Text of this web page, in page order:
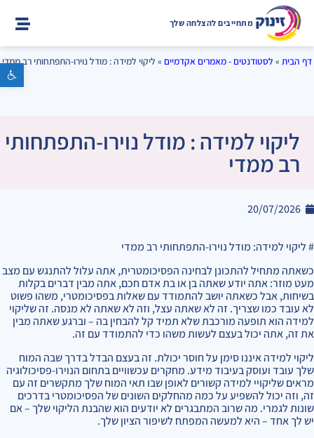
פתח סרגל נגישות
מתחייבים להצלחה שלך
דף הבית » לסטודנטים - מאמרים אקדמיים » ליקוי למידה : מודל נוירו-התפתחותי רב ממדי
ליקוי למידה : מודל נוירו-התפתחותי
רב ממדי
20/07/2026
# ליקוי למידה: מודל נוירו-התפתחותי רב ממדי
כשאתה מתחיל להתכונן לבחינה הפסיכומטרית, אתה עלול להתנגש עם מצב
מעט מוזר: אתה יודע שאתה בן או בת אדם חכם, אתה מבין דברים בקלות
בשיחות, אבל כשאתה יושב להתמודד עם שאלות בפסיכומטרי, משהו פשוט
לא עובד כמו שצריך. זה לא שאתה עצל, וזה לא שאתה לא מנסה. זה שליקוי
למידה הוא תופעה מורכבת שלא תמיד קל להבחין בה – וברגע שאתה מבין
את זה, אתה יכול בעצם לעשות משהו כדי להתמודד עם זה.
ליקוי למידה איננו סימן על חוסר יכולת. זה בעצם הבדל בדרך שבה המוח
שלך עובד ועוסק בעיבוד מידע. מחקרים עכשוויים בתחום הנוירו-פסיכולוגיה
מראים שליקויי למידה קשורים לאופן שבו תאי המוח שלך מתקשרים זה עם
זה, וזה יכול להשפיע על כמה מהחלקים השונים של הפסיכומטרי בדרכים
שונות לגמרי. מה שרוב המתבגרים לא יודעים הוא שהבנת הליקוי שלך – אם
יש לך אחד – היא למעשה המפתח לשיפור הציון שלך.